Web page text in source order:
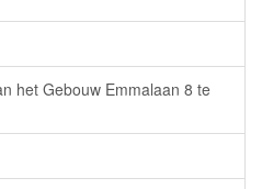
het Gebouw Emmalaan 8 te